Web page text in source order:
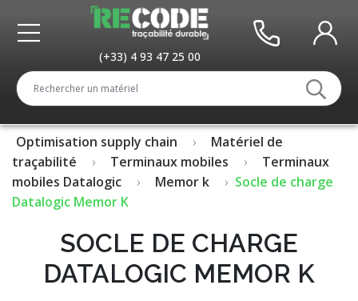
(+33) 4 93 47 25 00
Optimisation supply chain
Matériel de
traçabilité
Terminaux mobiles
Terminaux
mobiles Datalogic
Memor k
Socle de charge
Datalogic Memor K
SOCLE DE CHARGE
DATALOGIC MEMOR K